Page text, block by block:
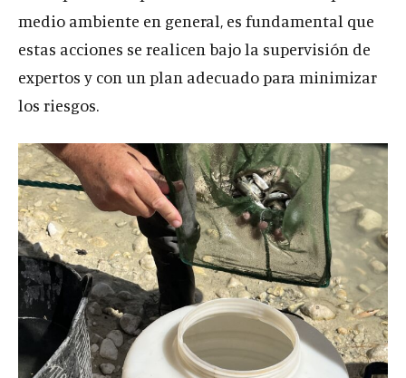
medio ambiente en general, es fundamental que
estas acciones se realicen bajo la supervisión de
expertos y con un plan adecuado para minimizar
los riesgos.